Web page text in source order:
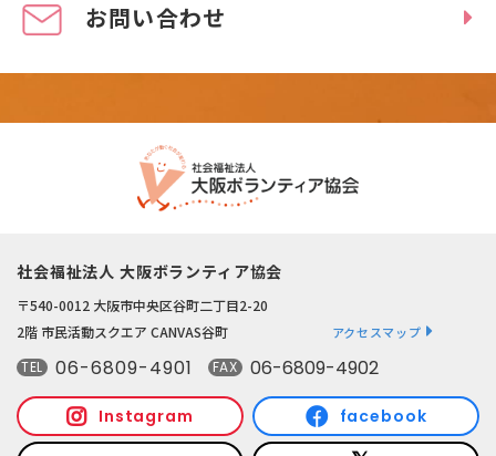
お問い合わせ
社会福祉法人 大阪ボランティア協会
〒540-0012 大阪市中央区谷町二丁目2-20
2階 市民活動スクエア CANVAS谷町
アクセスマップ
TEL 06-6809-4901 FAX 06-6809-4902
Instagram facebook